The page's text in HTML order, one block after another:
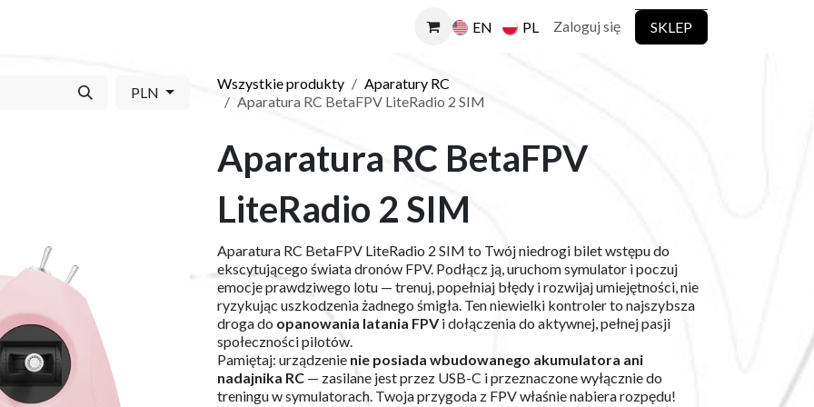
EN PL Zaloguj się SKLEP
PLN
Wszystkie produkty
Aparatury RC
Aparatura RC BetaFPV LiteRadio 2 SIM
Aparatura RC BetaFPV
LiteRadio 2 SIM
Aparatura RC BetaFPV LiteRadio 2 SIM to Twój niedrogi bilet wstępu do
ekscytującego świata dronów FPV. Podłącz ją, uruchom symulator i poczuj
emocje prawdziwego lotu — trenuj, popełniaj błędy i rozwijaj umiejętności, nie
ryzykując uszkodzenia żadnego śmigła. Ten niewielki kontroler to najszybsza
droga do opanowania latania FPVi dołączenia do aktywnej, pełnej pasji
społeczności pilotów.
Pamiętaj: urządzenie nie posiada wbudowanego akumulatora ani
nadajnika RC — zasilane jest przez USB-C i przeznaczone wyłącznie do
treningu w symulatorach. Twoja przygoda z FPV właśnie nabiera rozpędu!